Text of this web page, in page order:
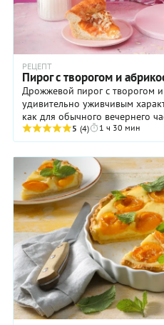
РЕЦЕПТ
Пирог с творогом и
Дрожжевой пирог с творогом
удивительно уживчивым
как для обычного вечернего
гостей. Приятная кислинка этих
5 (4) 1 ч 30 мин